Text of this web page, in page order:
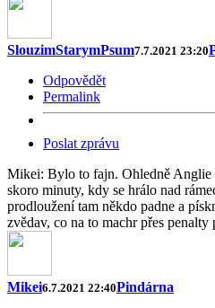
SlouzimStarymPsum7.7.2021 23:20
Odpovědět
Permalink
Poslat zprávu
Mikei: Bylo to fajn. Ohledně Anglie
skoro minuty, kdy se hrálo nad
prodloužení tam někdo padne a
zvědav, co na to machr přes penalty
Mikei6.7.2021 22:40Pindárna